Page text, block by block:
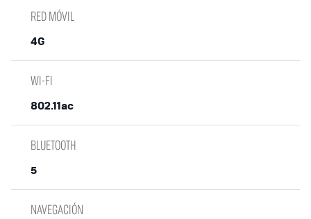
RED MÓVIL
4G
WI-FI
802.11ac
BLUETOOTH
5
NAVEGACIÓN